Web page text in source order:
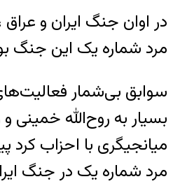
در اوان جنگ ایران و
مرد شماره یک این جنگ
سوابق بی‌شمار
بسیار به روح‌الله خمینی
میانجیگری با احزاب
مرد شماره یک در جنگ